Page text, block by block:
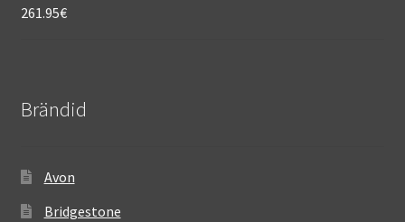
261.95€
Brändid
Avon
Bridgestone